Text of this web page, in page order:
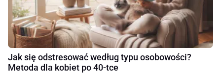
Jak się odstresować według typu osobowości?
Metoda dla kobiet po 40-tce